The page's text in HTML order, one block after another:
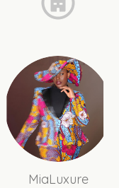
MiaLuxure